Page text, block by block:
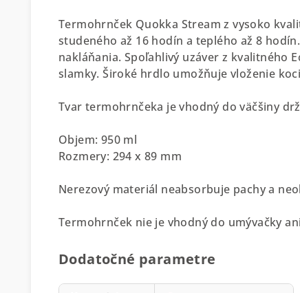
Termohrnček Quokka Stream z vysoko
studeného až 16 hodín a teplého až 8
nakláňania. Spoľahlivý uzáver z kvalitného
slamky. Široké hrdlo umožňuje vloženie
Tvar termohrnčeka je vhodný do väčšiny
Objem: 950 ml
Rozmery: 294 x 89 mm
Nerezový materiál neabsorbuje pachy a
Termohrnček nie je vhodný do umývačky
Dodatočné parametre